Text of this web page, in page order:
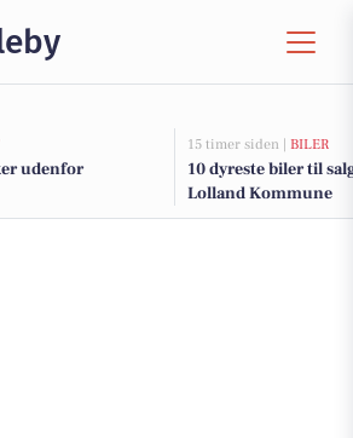
udenfor
15 timer siden | BILER
10 dyreste biler til
Lolland Kommune